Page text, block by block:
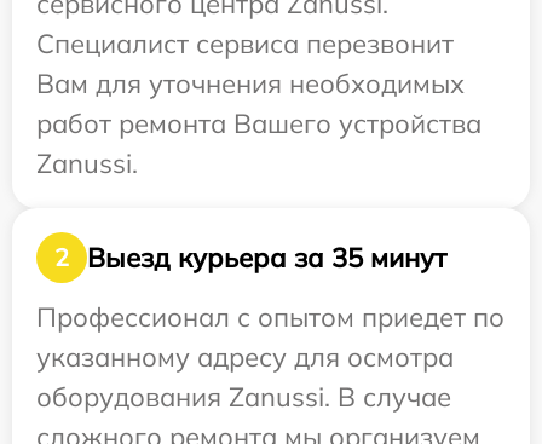
Специалист сервиса перезвонит
Вам для уточнения необходимых
работ ремонта Вашего устройства
Zanussi.
2
Выезд курьера за 35 минут
Профессионал с опытом приедет по
указанному адресу для осмотра
оборудования Zanussi. В случае
сложного ремонта мы организуем